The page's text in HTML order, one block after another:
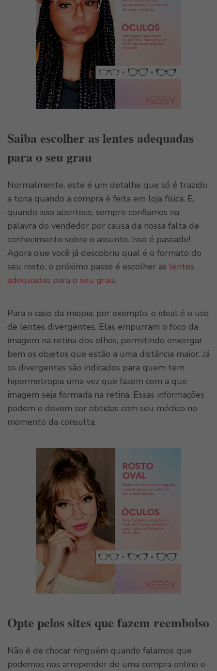
Saiba escolher as lentes adequadas
para o seu grau
Normalmente, este é um detalhe que só é trazido
a tona quando a compra é feita em loja física. E,
quando isso acontece, sempre confiamos na
palavra do vendedor por causa da nossa falta de
conhecimento sobre o assunto. Isso é passado!
Agora que você já descobriu qual é o formato do
seu rosto, o próximo passo é escolher as lentes
adequadas para o seu grau.
Para o caso da miopia, por exemplo, o ideal é o uso
de lentes divergentes. Elas empurram o foco da
imagem na retina dos olhos, permitindo enxergar
bem os objetos que estão a uma distância maior. Já
os divergentes são indicados para quem tem
hipermetropia uma vez que fazem com a que
imagem seja formada na retina. Essas informações
podem e devem ser obtidas com seu médico no
momento da consulta.
Opte pelos sites que fazem reembolso
Não é de chocar ninguém quando falamos que
podemos nos arrepender de uma compra online e